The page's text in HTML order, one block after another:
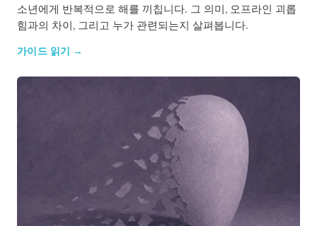
소년에게 반복적으로 해를 끼칩니다. 그 의미, 오프라인 괴롭
힘과의 차이, 그리고 누가 관련되는지 살펴봅니다.
가이드 읽기 →